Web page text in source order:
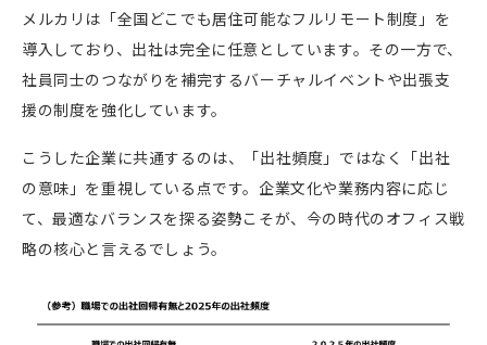
メルカリは「全国どこでも居住可能なフルリモート制度」を
導入しており、出社は完全に任意としています。その一方で、
社員同士のつながりを補完するバーチャルイベントや出張支
援の制度を強化しています。
こうした企業に共通するのは、「出社頻度」ではなく「出社
の意味」を重視している点です。企業文化や業務内容に応じ
て、最適なバランスを探る姿勢こそが、今の時代のオフィス戦
略の核心と言えるでしょう。